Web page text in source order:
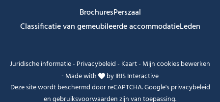
BrochuresPerszaal
Classificatie van gemeubileerde accommodatieLeden
Juridische informatie- Privacybeleid- Kaart- Mijn cookies bewerken
- Made with byIRIS Interactive
Deze site wordt beschermd door reCAPTCHA. Google'sprivacybeleid
engebruiksvoorwaardenzijn van toepassing.